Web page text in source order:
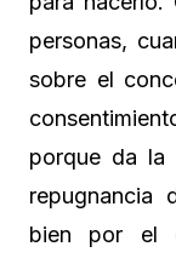
personas,
sobre el
porque da la
repugnancia
bien por el